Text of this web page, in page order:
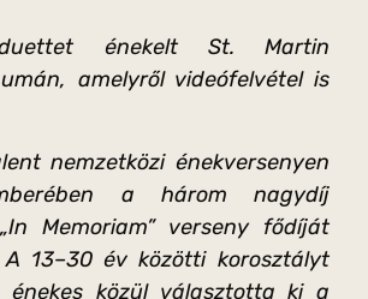
énekelt St. Martin
amelyről videófelvétel is
nemzetközi énekversenyen
a három nagydíj
Memoriam” verseny fődíját
13–30 év közötti korosztályt
énekes közül választotta ki a